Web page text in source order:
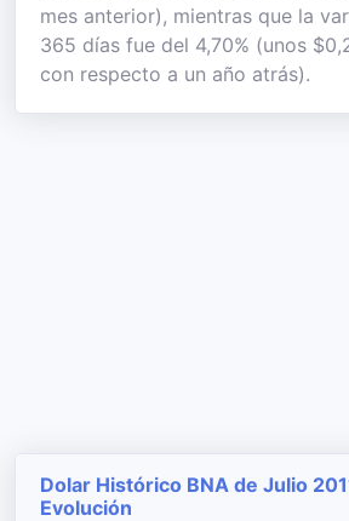
mes anterior), mientras que la
365 días fue del 4,70% (unos
con respecto a un año atrás).
Dolar Histórico BNA de Julio
Evolución